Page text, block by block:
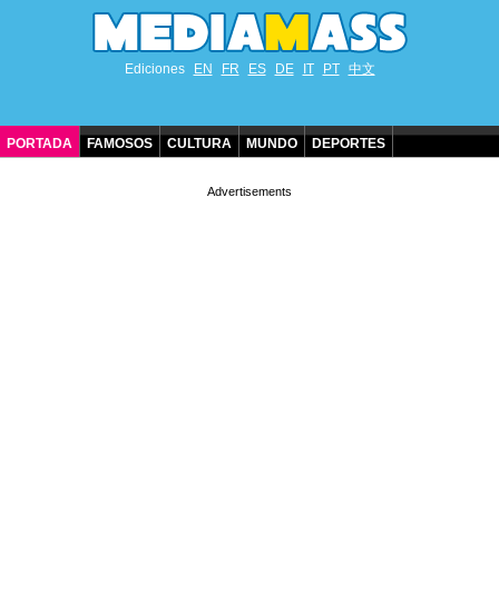
Ediciones EN FR ES DE IT PT 中文
PORTADA FAMOSOS CULTURA MUNDO DEPORTES